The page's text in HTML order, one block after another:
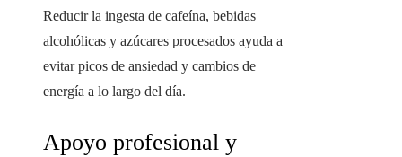
Reducir la ingesta de cafeína, bebidas
alcohólicas y azúcares procesados ayuda a
evitar picos de ansiedad y cambios de
energía a lo largo del día.
Apoyo profesional y